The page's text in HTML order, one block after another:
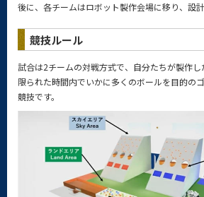
後に、各チームはロボット製作会場に移り、設
競技ルール
試合は2チームの対戦方式で、自分たちが製作し
限られた時間内でいかに多くのボールを目的の
競技です。